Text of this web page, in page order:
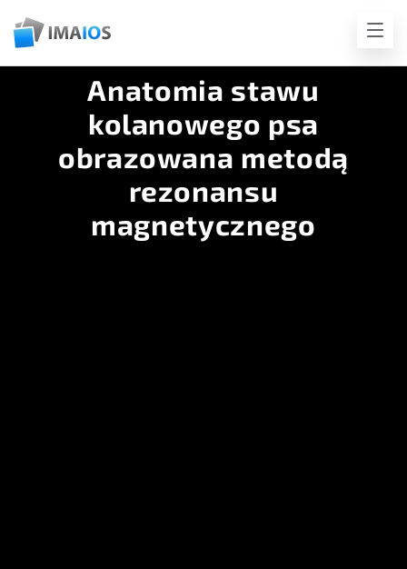
Anatomia stawu
kolanowego psa
obrazowana metodą
rezonansu
magnetycznego